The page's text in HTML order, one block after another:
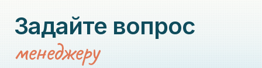
Задайте вопрос
менеджеру